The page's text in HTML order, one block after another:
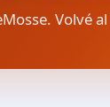
Volvé